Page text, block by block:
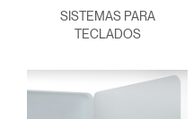
SISTEMAS PARA
TECLADOS